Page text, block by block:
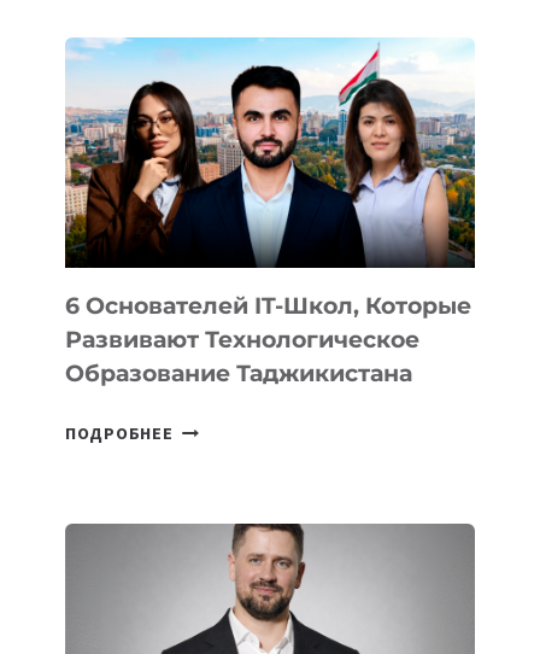
ВНЕШНЕГО
ВИДА
НОВОГО
УСТРОЙСТВА
ОТ
OPENAI
6 Основателей IT-Школ, Которые
Развивают Технологическое
Образование Таджикистана
ПОДРОБНЕЕ
КОТОРЫЕ
РАЗВИВАЮТ
ТЕХНОЛОГИЧЕСКОЕ
ОБРАЗОВАНИЕ